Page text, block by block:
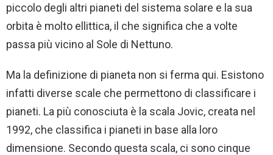
piccolo degli altri pianeti del sistema solare e la sua
orbita è molto ellittica, il che significa che a volte
passa più vicino al Sole di Nettuno.
Ma la definizione di pianeta non si ferma qui. Esistono
infatti diverse scale che permettono di classificare i
pianeti. La più conosciuta è la scala Jovic, creata nel
1992, che classifica i pianeti in base alla loro
dimensione. Secondo questa scala, ci sono cinque